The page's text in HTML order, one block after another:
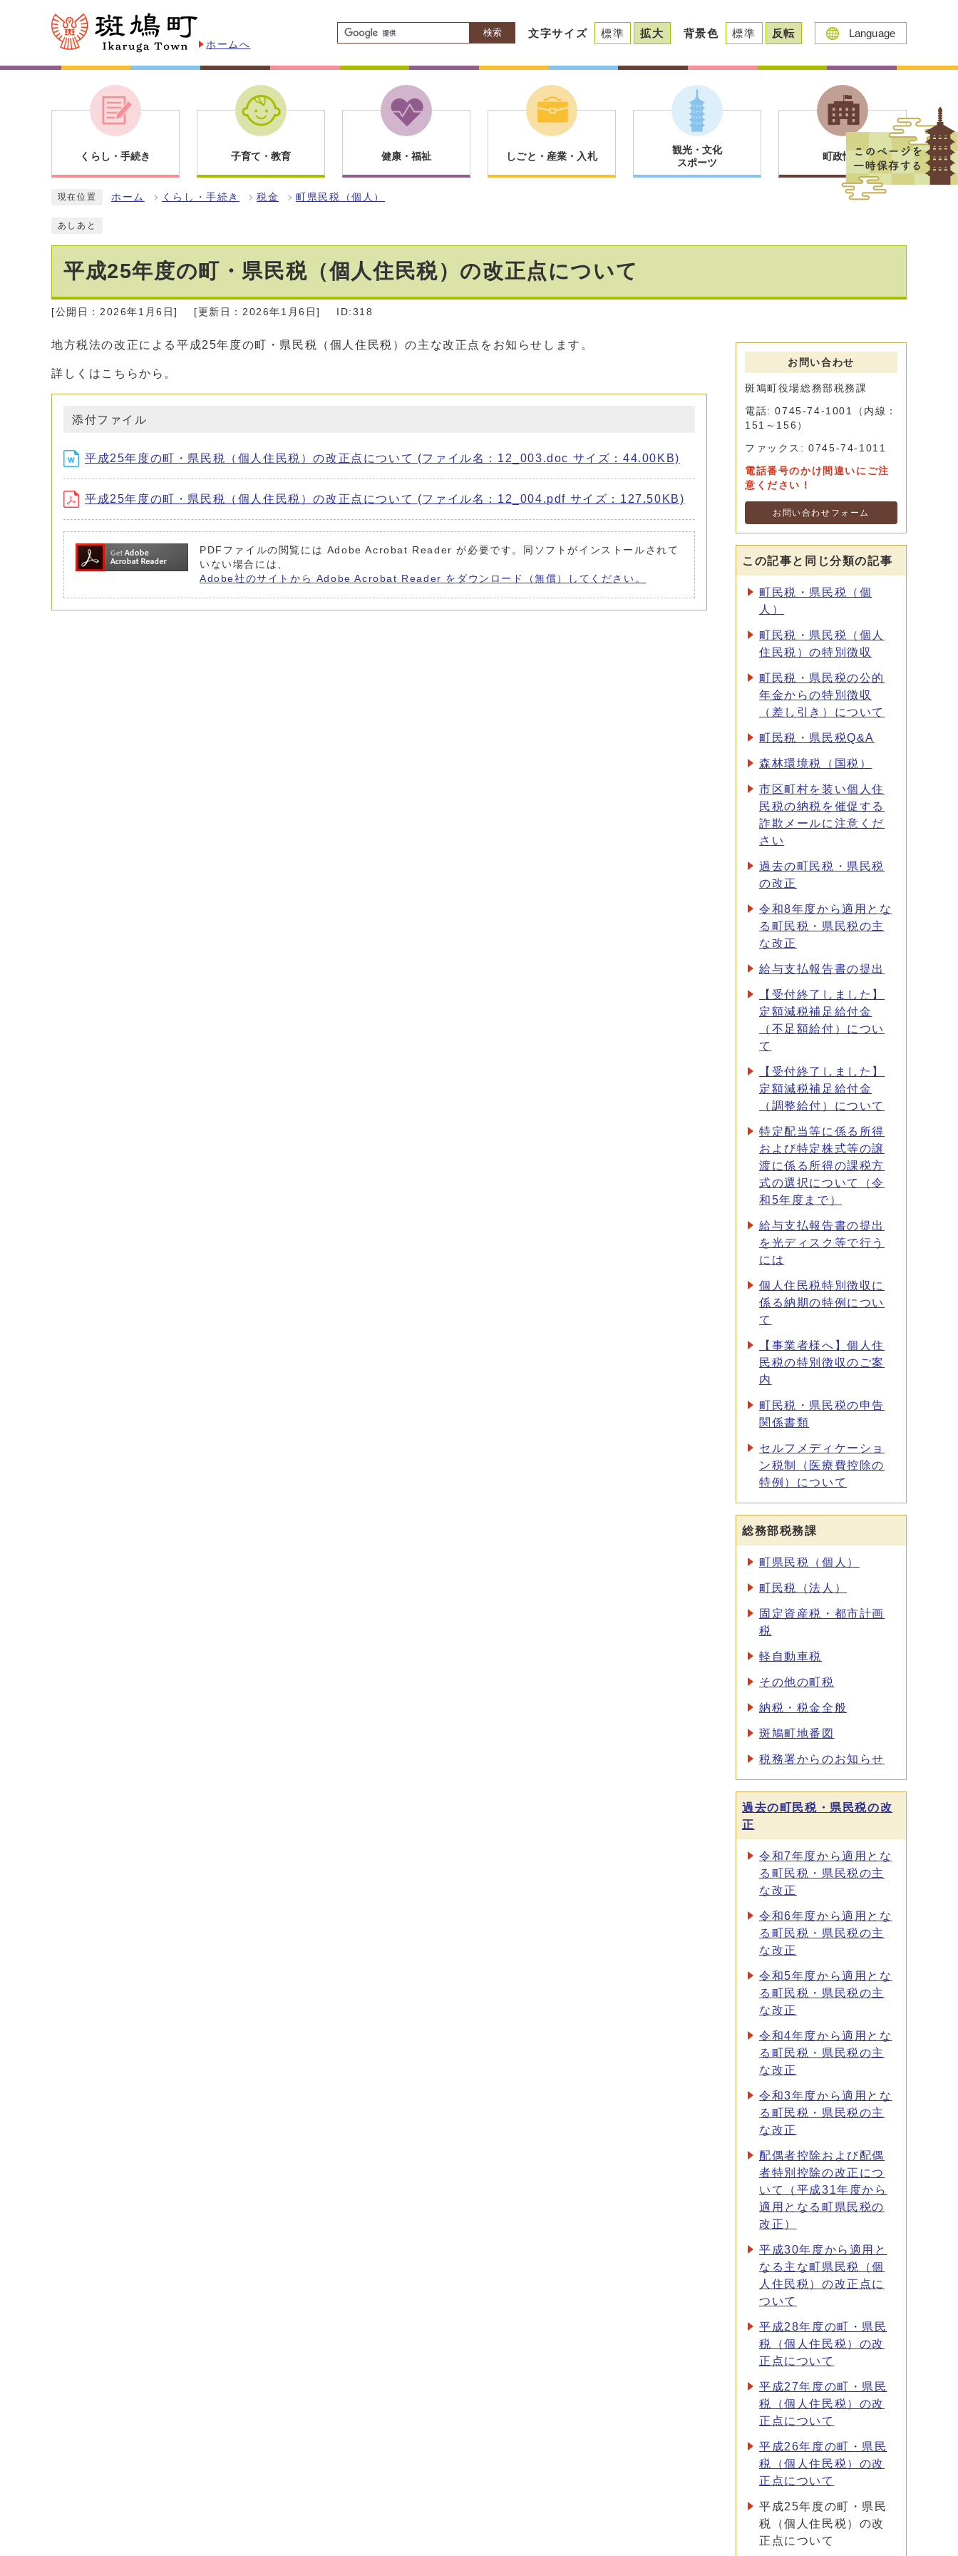
ホームへ
検索 文字サイズ 標準 拡大 背景色 標準 反転 Language
くらし・手続き 子育て・教育 健康・福祉 しごと・産業・入札
観光・文化
スポーツ
町政情報
現在位置 ホーム くらし・手続き 税金 町県民税（個人）
あしあと
平成25年度の町・県民税（個人住民税）の改正点について
[公開日：2026年1月6日] [更新日：2026年1月6日] ID:318
地方税法の改正による平成25年度の町・県民税（個人住民税）の主な改正点をお知らせします。
詳しくはこちらから。
添付ファイル
平成25年度の町・県民税（個人住民税）の改正点について (ファイル名：12_003.doc サイズ：44.00KB)
平成25年度の町・県民税（個人住民税）の改正点について (ファイル名：12_004.pdf サイズ：127.50KB)
PDFファイルの閲覧には Adobe Acrobat Reader が必要です。同ソフトがインストールされて
いない場合には、
Adobe社のサイトから Adobe Acrobat Reader をダウンロード（無償）してください。
お問い合わせ
斑鳩町役場総務部税務課
電話: 0745-74-1001（内線：
151～156）
ファックス: 0745-74-1011
電話番号のかけ間違いにご注
意ください！
お問い合わせフォーム
この記事と同じ分類の記事
町民税・県民税（個
人）
町民税・県民税（個人
住民税）の特別徴収
町民税・県民税の公的
年金からの特別徴収
（差し引き）について
町民税・県民税Q&A
森林環境税（国税）
市区町村を装い個人住
民税の納税を催促する
詐欺メールに注意くだ
さい
過去の町民税・県民税
の改正
令和8年度から適用とな
る町民税・県民税の主
な改正
給与支払報告書の提出
【受付終了しました】
定額減税補足給付金
（不足額給付）につい
て
【受付終了しました】
定額減税補足給付金
（調整給付）について
特定配当等に係る所得
および特定株式等の譲
渡に係る所得の課税方
式の選択について（令
和5年度まで）
給与支払報告書の提出
を光ディスク等で行う
には
個人住民税特別徴収に
係る納期の特例につい
て
【事業者様へ】個人住
民税の特別徴収のご案
内
町民税・県民税の申告
関係書類
セルフメディケーショ
ン税制（医療費控除の
特例）について
総務部税務課
町県民税（個人）
町民税（法人）
固定資産税・都市計画
税
軽自動車税
その他の町税
納税・税金全般
斑鳩町地番図
税務署からのお知らせ
過去の町民税・県民税の改
正
令和7年度から適用とな
る町民税・県民税の主
な改正
令和6年度から適用とな
る町民税・県民税の主
な改正
令和5年度から適用とな
る町民税・県民税の主
な改正
令和4年度から適用とな
る町民税・県民税の主
な改正
令和3年度から適用とな
る町民税・県民税の主
な改正
配偶者控除および配偶
者特別控除の改正につ
いて（平成31年度から
適用となる町県民税の
改正）
平成30年度から適用と
なる主な町県民税（個
人住民税）の改正点に
ついて
平成28年度の町・県民
税（個人住民税）の改
正点について
平成27年度の町・県民
税（個人住民税）の改
正点について
平成26年度の町・県民
税（個人住民税）の改
正点について
平成25年度の町・県民
税（個人住民税）の改
正点について